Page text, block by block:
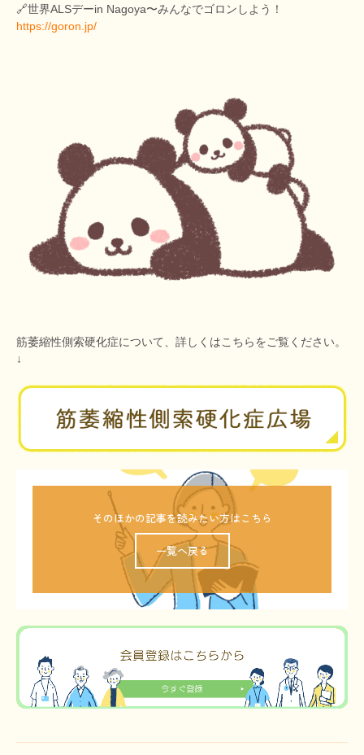
🔗世界ALSデーin Nagoya〜みんなでゴロンしよう！
https://goron.jp/
筋萎縮性側索硬化症について、詳しくはこちらをご覧ください。
↓
そのほかの記事を読みたい方はこちら
一覧へ戻る